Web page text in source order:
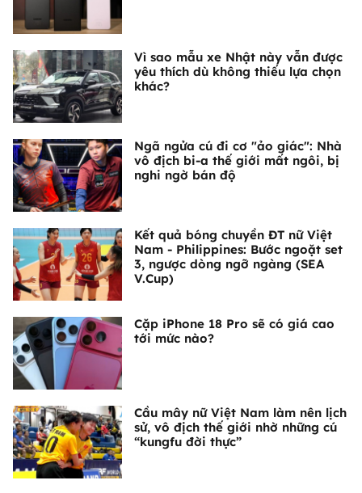
Vì sao mẫu xe Nhật này vẫn được
yêu thích dù không thiếu lựa chọn
khác?
Ngã ngửa cú đi cơ "ảo giác": Nhà
vô địch bi-a thế giới mất ngôi, bị
nghi ngờ bán độ
Kết quả bóng chuyền ĐT nữ Việt
Nam - Philippines: Bước ngoặt set
3, ngược dòng ngỡ ngàng (SEA
V.Cup)
Cặp iPhone 18 Pro sẽ có giá cao
tới mức nào?
Cầu mây nữ Việt Nam làm nên lịch
sử, vô địch thế giới nhờ những cú
“kungfu đời thực”